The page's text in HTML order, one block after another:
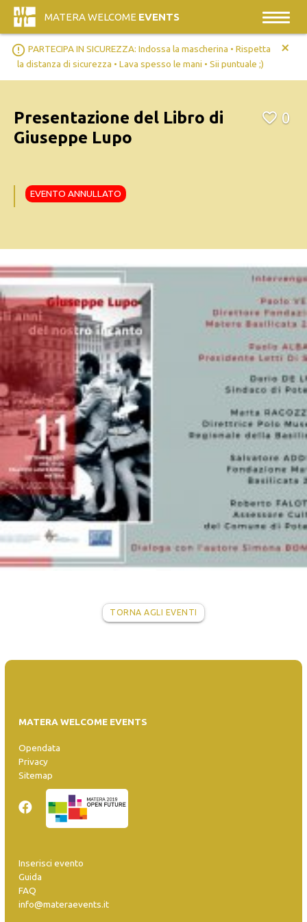
MATERA WELCOME EVENTS
error_outline PARTECIPA IN SICUREZZA: Indossa la mascherina • Rispetta
la distanza di sicurezza • Lava spesso le mani • Sii puntuale ;)
+
Presentazione del Libro di
Giuseppe Lupo
0
EVENTO ANNULLATO
TORNA AGLI EVENTI
MATERA WELCOME EVENTS
Opendata
Privacy
Sitemap
Inserisci evento
Guida
FAQ
info@materaevents.it